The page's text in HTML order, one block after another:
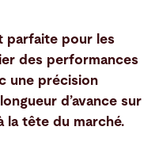
parfaite pour les
des performances
une précision
d’avance sur
la tête du marché.